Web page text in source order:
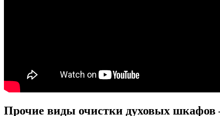
Прочие виды очистки духовых